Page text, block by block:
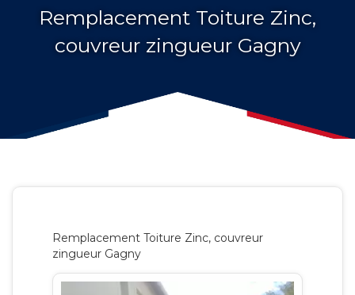
Remplacement Toiture Zinc,
couvreur zingueur Gagny
Remplacement Toiture Zinc, couvreur
zingueur Gagny